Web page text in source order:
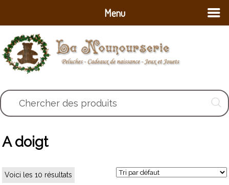
Chercher des produits
A doigt
Voici les 10 résultats
Menu